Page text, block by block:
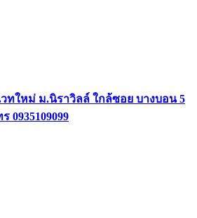
วทใหม่ ม.นิราวิลล์ ใกล้ซอย บางบอน 5
0935109099